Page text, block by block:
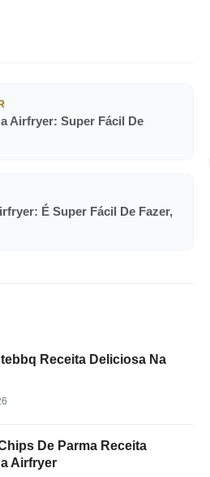
Airfryer: Super Fácil De
É Super Fácil De Fazer,
Receita Deliciosa Na
De Parma Receita
Airfryer